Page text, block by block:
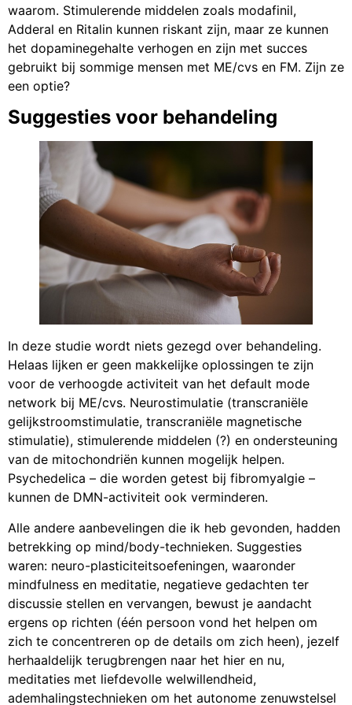
waarom. Stimulerende middelen zoals modafinil,
Adderal en Ritalin kunnen riskant zijn, maar ze kunnen
het dopaminegehalte verhogen en zijn met succes
gebruikt bij sommige mensen met ME/cvs en FM. Zijn ze
een optie?
Suggesties voor behandeling
In deze studie wordt niets gezegd over behandeling.
Helaas lijken er geen makkelijke oplossingen te zijn
voor de verhoogde activiteit van het default mode
network bij ME/cvs. Neurostimulatie (transcraniële
gelijkstroomstimulatie, transcraniële magnetische
stimulatie), stimulerende middelen (?) en ondersteuning
van de mitochondriën kunnen mogelijk helpen.
Psychedelica – die worden getest bij fibromyalgie –
kunnen de DMN-activiteit ook verminderen.
Alle andere aanbevelingen die ik heb gevonden, hadden
betrekking op mind/body-technieken. Suggesties
waren: neuro-plasticiteitsoefeningen, waaronder
mindfulness en meditatie, negatieve gedachten ter
discussie stellen en vervangen, bewust je aandacht
ergens op richten (één persoon vond het helpen om
zich te concentreren op de details om zich heen), jezelf
herhaaldelijk terugbrengen naar het hier en nu,
meditaties met liefdevolle welwillendheid,
ademhalingstechnieken om het autonome zenuwstelsel